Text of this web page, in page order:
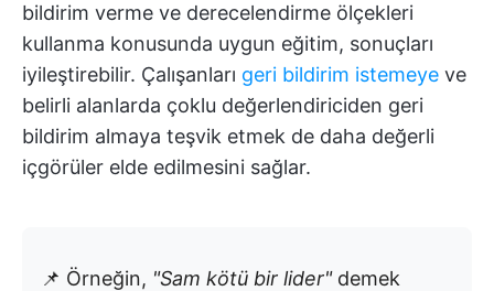
bildirim verme ve derecelendirme ölçekleri
kullanma konusunda uygun eğitim, sonuçları
iyileştirebilir. Çalışanları geri bildirim istemeye ve
belirli alanlarda çoklu değerlendiriciden geri
bildirim almaya teşvik etmek de daha değerli
içgörüler elde edilmesini sağlar.
📌 Örneğin, "Sam kötü bir lider"demek